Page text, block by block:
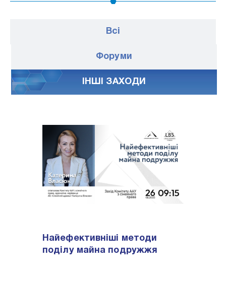
Всі
Форуми
IНШI ЗАХОДИ
Найефективніші методи
поділу майна подружжя